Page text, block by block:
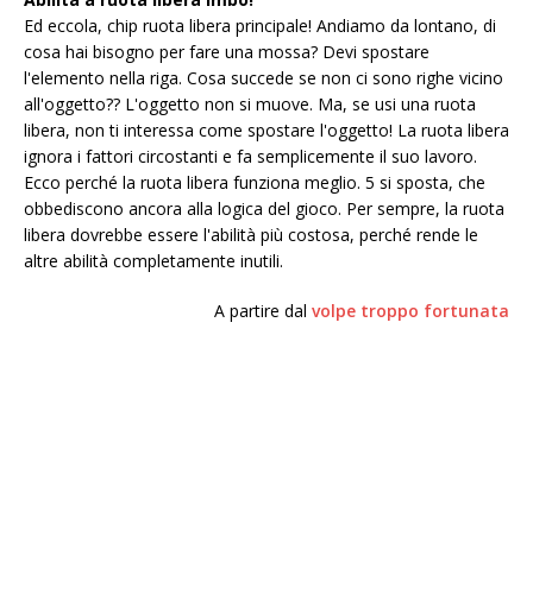
Ed eccola, chip ruota libera principale! Andiamo da lontano, di
cosa hai bisogno per fare una mossa? Devi spostare
l'elemento nella riga. Cosa succede se non ci sono righe vicino
all'oggetto?? L'oggetto non si muove. Ma, se usi una ruota
libera, non ti interessa come spostare l'oggetto! La ruota libera
ignora i fattori circostanti e fa semplicemente il suo lavoro.
Ecco perché la ruota libera funziona meglio. 5 si sposta, che
obbediscono ancora alla logica del gioco. Per sempre, la ruota
libera dovrebbe essere l'abilità più costosa, perché rende le
altre abilità completamente inutili.
A partire dal volpe troppo fortunata